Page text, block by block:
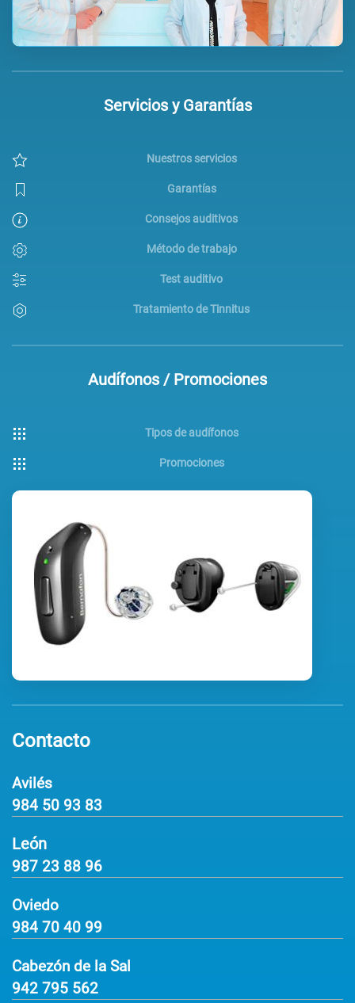
Servicios y Garantías
Nuestros servicios
Garantías
Consejos auditivos
Método de trabajo
Test auditivo
Tratamiento de Tinnitus
Audífonos / Promociones
Tipos de audífonos
Promociones
Contacto
Avilés
984 50 93 83
León
987 23 88 96
Oviedo
984 70 40 99
Cabezón de la Sal
942 795 562